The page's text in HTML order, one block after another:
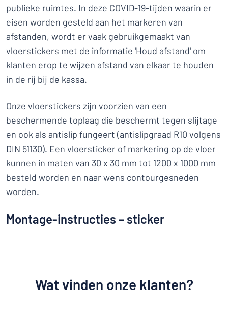
publieke ruimtes. In deze COVID-19-tijden waarin er
eisen worden gesteld aan het markeren van
afstanden, wordt er vaak gebruikgemaakt van
vloerstickers met de informatie 'Houd afstand' om
klanten erop te wijzen afstand van elkaar te houden
in de rij bij de kassa.
Onze vloerstickers zijn voorzien van een
beschermende toplaag die beschermt tegen slijtage
en ook als antislip fungeert (antislipgraad R10 volgens
DIN 51130). Een vloersticker of markering op de vloer
kunnen in maten van 30 x 30 mm tot 1200 x 1000 mm
besteld worden en naar wens contourgesneden
worden.
Montage-instructies – sticker
Wat vinden onze klanten?